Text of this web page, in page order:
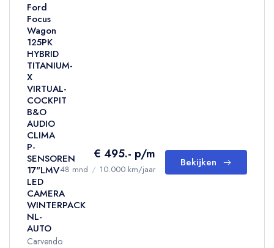
Ford
Focus
Wagon
125PK
HYBRID
TITANIUM-
X
VIRTUAL-
COCKPIT
B&O
AUDIO
CLIMA
P-
SENSOREN
17"LMV
LED
CAMERA
WINTERPACK
NL-
AUTO
Carvendo
€ 495.- p/m
48 mnd / 10.000 km/jaar
Bekijken